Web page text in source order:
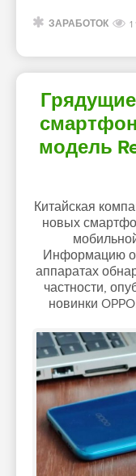
ЗАРАБОТОК 1
модель
Китайская
новых
Информацию о
аппаратах
частности,
новинки